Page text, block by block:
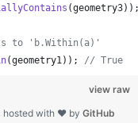
(geometry3) )
to 'b.Within(a)'
(geometry1) ) ; // True
view raw
hosted with ❤ by GitHub